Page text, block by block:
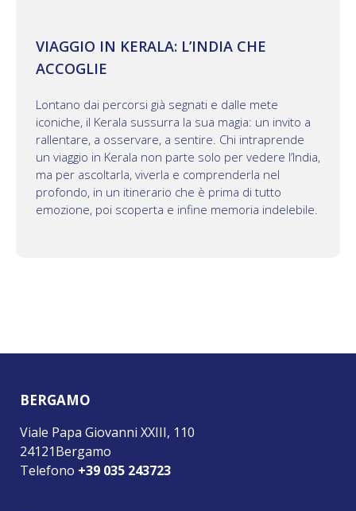
VIAGGIO IN KERALA: L’INDIA CHE
ACCOGLIE
Lontano dai percorsi già segnati e dalle mete
iconiche, il Kerala sussurra la sua magia: un invito a
rallentare, a osservare, a sentire. Chi intraprende
un viaggio in Kerala non parte solo per vedere l’India,
ma per ascoltarla, viverla e comprenderla nel
profondo, in un itinerario che è prima di tutto
emozione, poi scoperta e infine memoria indelebile.
BERGAMO
Viale Papa Giovanni XXIII, 110
24121Bergamo
Telefono +39 035 243723